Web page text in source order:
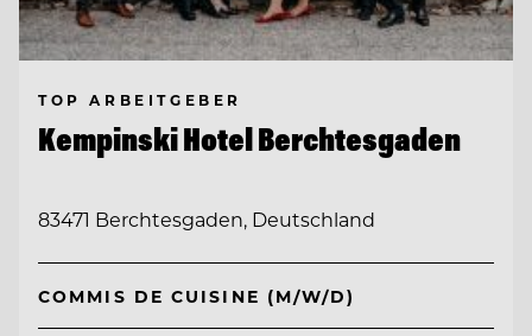
TOP ARBEITGEBER
Kempinski Hotel Berchtesgaden
83471 Berchtesgaden, Deutschland
COMMIS DE CUISINE (M/W/D)